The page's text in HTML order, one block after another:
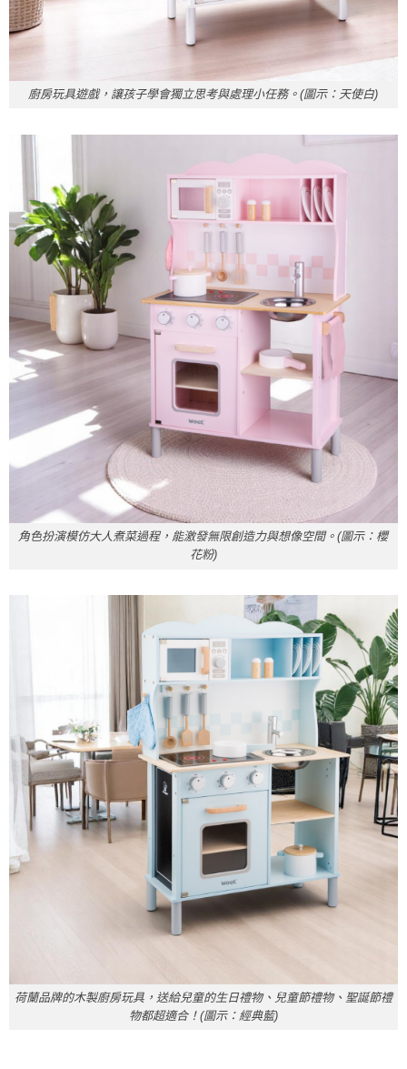
廚房玩具遊戲，讓孩子學會獨立思考與處理小任務。(圖示：天使白)
角色扮演模仿大人煮菜過程，能激發無限創造力與想像空間。(圖示：櫻
花粉)
荷蘭品牌的木製廚房玩具，送給兒童的生日禮物、兒童節禮物、聖誕節禮
物都超適合！(圖示：經典藍)